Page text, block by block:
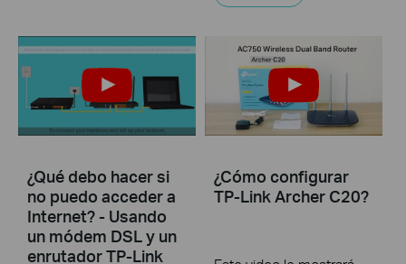
¿Qué debo hacer si
no puedo acceder a
Internet? - Usando
un módem DSL y un
enrutador TP-Link
¿Cómo configurar
TP-Link Archer C20?